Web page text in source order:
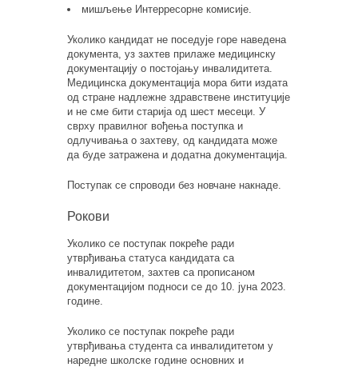
мишљење Интерресорне комисије.
Уколико кандидат не поседује горе наведена
документа, уз захтев прилаже медицинску
документацију о постојању инвалидитета.
Медицинска документација мора бити издата
од стране надлежне здравствене институције
и не сме бити старија од шест месеци. У
сврху правилног вођења поступка и
одлучивања о захтеву, од кандидата може
да буде затражена и додатна документација.
Поступак се спроводи без новчане накнаде.
Рокови
Уколико се поступак покреће ради
утврђивања статуса кандидата са
инвалидитетом, захтев са прописаном
документацијом подноси се до 10. јуна 2023.
године.
Уколико се поступак покреће ради
утврђивања студента са инвалидитетом у
наредне школске године основних и